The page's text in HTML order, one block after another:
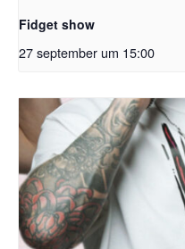
Fidget show
27 september um 15:00